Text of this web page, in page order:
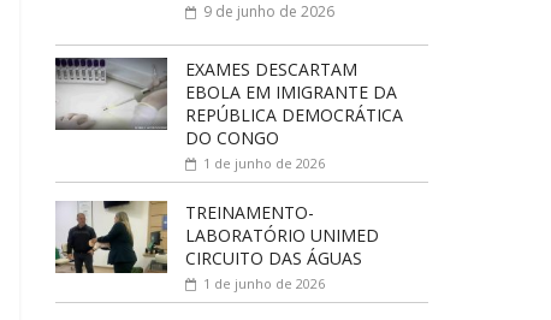
9 de junho de 2026
EXAMES DESCARTAM
EBOLA EM IMIGRANTE DA
REPÚBLICA DEMOCRÁTICA
DO CONGO
1 de junho de 2026
TREINAMENTO-
LABORATÓRIO UNIMED
CIRCUITO DAS ÁGUAS
1 de junho de 2026